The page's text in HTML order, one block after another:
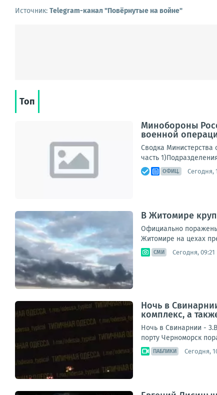
Источник: Telegram-канал "Повёрнутые на войне"
Топ
Минобороны
военной
Сводка Министерства
часть
ОФИЦ. Сегодня,
В Житомире
Официально
Житомире на цехах
СМИ Сегодня, 09:21
Ночь в
комплекс, а
Ночь в Свинарнии -
порту Черноморск
ПАБЛИКИ Сегодня,